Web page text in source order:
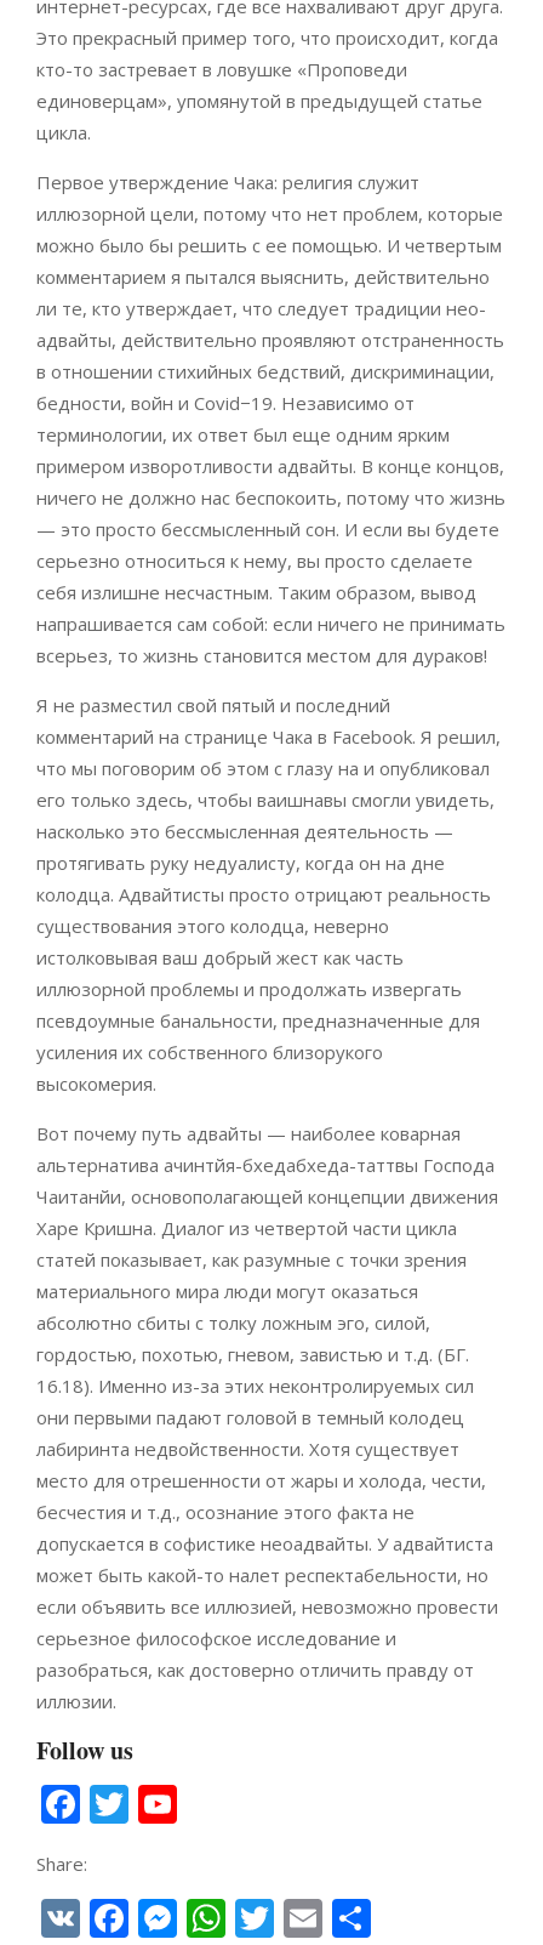
интернет-ресурсах, где все нахваливают друг друга.
Это прекрасный пример того, что происходит, когда
кто-то застревает в ловушке «Проповеди
единоверцам», упомянутой в предыдущей статье
цикла.
Первое утверждение Чака: религия служит
иллюзорной цели, потому что нет проблем, которые
можно было бы решить с ее помощью. И четвертым
комментарием я пытался выяснить, действительно
ли те, кто утверждает, что следует традиции нео-
адвайты, действительно проявляют отстраненность
в отношении стихийных бедствий, дискриминации,
бедности, войн и Covid−19. Независимо от
терминологии, их ответ был еще одним ярким
примером изворотливости адвайты. В конце концов,
ничего не должно нас беспокоить, потому что жизнь
— это просто бессмысленный сон. И если вы будете
серьезно относиться к нему, вы просто сделаете
себя излишне несчастным. Таким образом, вывод
напрашивается сам собой: если ничего не принимать
всерьез, то жизнь становится местом для дураков!
Я не разместил свой пятый и последний
комментарий на странице Чака в Facebook. Я решил,
что мы поговорим об этом с глазу на и опубликовал
его только здесь, чтобы ваишнавы смогли увидеть,
насколько это бессмысленная деятельность —
протягивать руку недуалисту, когда он на дне
колодца. Адвайтисты просто отрицают реальность
существования этого колодца, неверно
истолковывая ваш добрый жест как часть
иллюзорной проблемы и продолжать извергать
псевдоумные банальности, предназначенные для
усиления их собственного близорукого
высокомерия.
Вот почему путь адвайты — наиболее коварная
альтернатива ачинтйя-бхедабхеда-таттвы Господа
Чаитанйи, основополагающей концепции движения
Харе Кришна. Диалог из четвертой части цикла
статей показывает, как разумные с точки зрения
материального мира люди могут оказаться
абсолютно сбиты с толку ложным эго, силой,
гордостью, похотью, гневом, завистью и т.д. (БГ.
16.18). Именно из-за этих неконтролируемых сил
они первыми падают головой в темный колодец
лабиринта недвойственности. Хотя существует
место для отрешенности от жары и холода, чести,
бесчестия и т.д., осознание этого факта не
допускается в софистике неоадвайты. У адвайтиста
может быть какой-то налет респектабельности, но
если объявить все иллюзией, невозможно провести
серьезное философское исследование и
разобраться, как достоверно отличить правду от
иллюзии.
Follow us
Facebook
Twitter
Share:
VK Facebook
Messenger
WhatsApp
Twitter
Email